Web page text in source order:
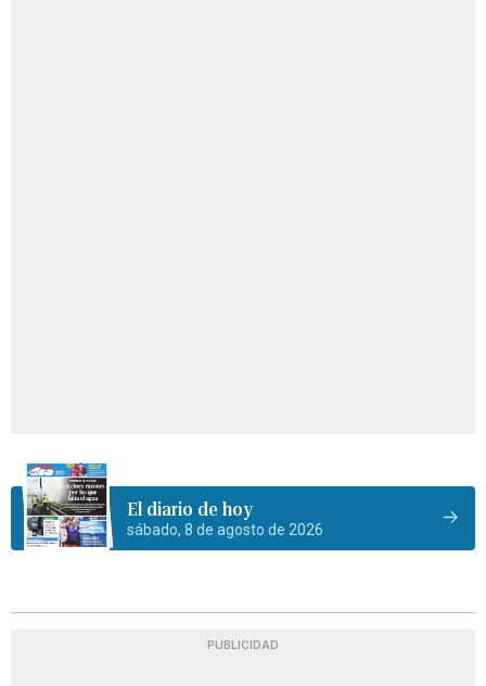
El diario de hoy
sábado, 8 de agosto de 2026
PUBLICIDAD